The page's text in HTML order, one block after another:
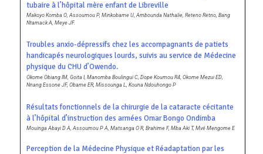
tubaire à l’hôpital mère enfant de Libreville
Makoyo Komba O, Assoumou P, Minkobame U, Ambounda Nathalie, Reteno Retno, Bang
Ntamack A, Meye JF.
Troubles anxio-dépressifs chez les accompagnants de patiets
handicapés neurologiques lourds, suivis au service de Médecine
physique du CHU d’Owendo.
Okome Obiang IM, Goita I, Manomba Boulingui C, Dope Koumou R4, Okome Mezui ED,
Nnang Essone JF, Obame ER, Missounga L, Kouna Ndouhongo P
Résultats fonctionnels de la chirurgie de la cataracte cécitante
à l’hôpital d’instruction des armées Omar Bongo Ondimba
Mouinga Abayi D A, Assoumou P A, Matsanga O R, Brahime F, Mba Aki T, Mvé Mengome E
Perception de la Médecine Physique et Réadaptation par les